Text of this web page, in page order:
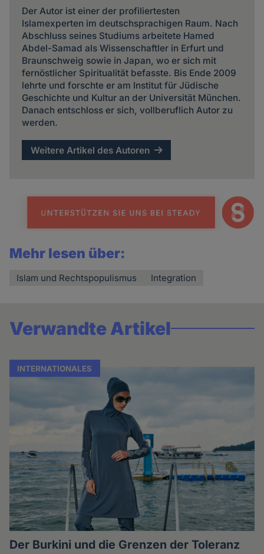
Der Autor ist einer der profiliertesten
Islamexperten im deutschsprachigen Raum. Nach
Abschluss seines Studiums arbeitete Hamed
Abdel-Samad als Wissenschaftler in Erfurt und
Braunschweig sowie in Japan, wo er sich mit
fernöstlicher Spiritualität befasste. Bis Ende 2009
lehrte und forschte er am Institut für Jüdische
Geschichte und Kultur an der Universität München.
Danach entschloss er sich, vollberuflich Autor zu
werden.
Weitere Artikel des Autoren
Mehr lesen über:
Islam und Rechtspopulismus Integration
Verwandte Artikel
INTERNATIONALES
Der Burkini und die Grenzen der Toleranz